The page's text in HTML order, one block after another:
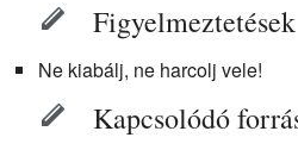
Figyelmeztetések
Ne kiabálj, ne harcolj vele!
Kapcsolódó